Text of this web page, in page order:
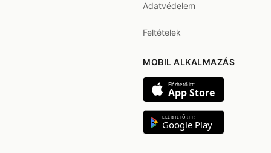
Adatvédelem
Feltételek
MOBIL ALKALMAZÁS
Elérhető itt:
App Store
ELÉRHETŐ ITT:
Google Play